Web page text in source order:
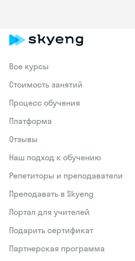
Все курсы
Стоимость занятий
Процесс обучения
Платформа
Отзывы
Наш подход к обучению
Репетиторы и преподаватели
Преподавать в Skyeng
Портал для учителей
Подарить сертификат
Партнерская программа